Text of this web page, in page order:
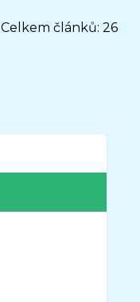
Celkem článků: 26